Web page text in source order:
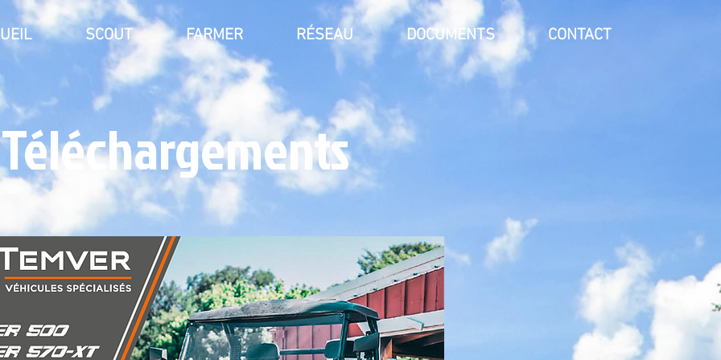
SCOUT FARMER RÉSEAU DOCUMENTS CONTACT
Téléchargements